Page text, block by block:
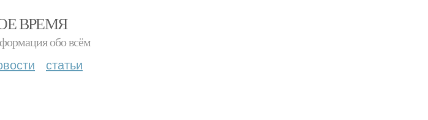
ВРЕМЯ
обо всём
статьи